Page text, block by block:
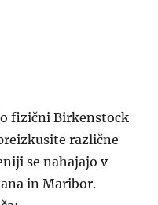
fizični Birkenstock
različne
se nahajajo v
in Maribor.